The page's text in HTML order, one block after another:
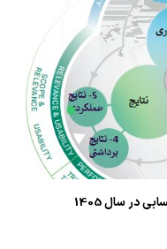
در سال 1405